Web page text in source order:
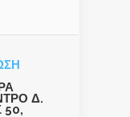
Δ.
50,